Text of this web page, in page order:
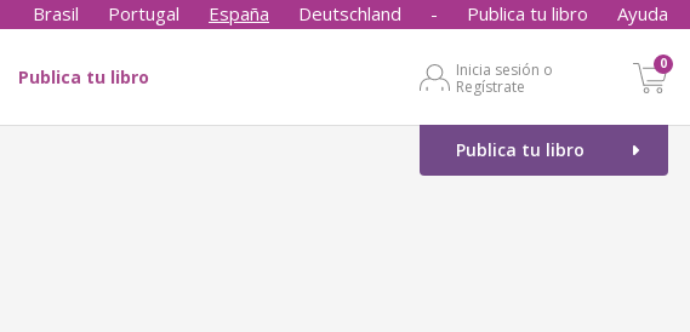
Brasil Portugal España Deutschland - Publica tu libro Ayuda
Publica tu libro
Inicia sesión o
Regístrate
0
Publica tu libro